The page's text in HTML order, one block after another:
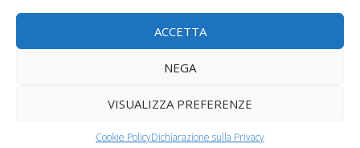
ACCETTA
NEGA
VISUALIZZA PREFERENZE
Cookie PolicyDichiarazione sulla Privacy
successo della spremitura dipende anche dalla
correttezza delle istruzioni ricevute in merito al
momento in cui iniziare, la scelta di coppe adeguate (ne
che la madre tenga un diario sulle quantità di latte